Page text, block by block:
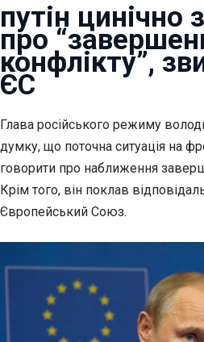
путін цинічно
про
конфлікту”,
ЄС
Глава російського режиму
думку, що поточна ситуація на
говорити про наближення
Крім того, він поклав
Європейський Союз.